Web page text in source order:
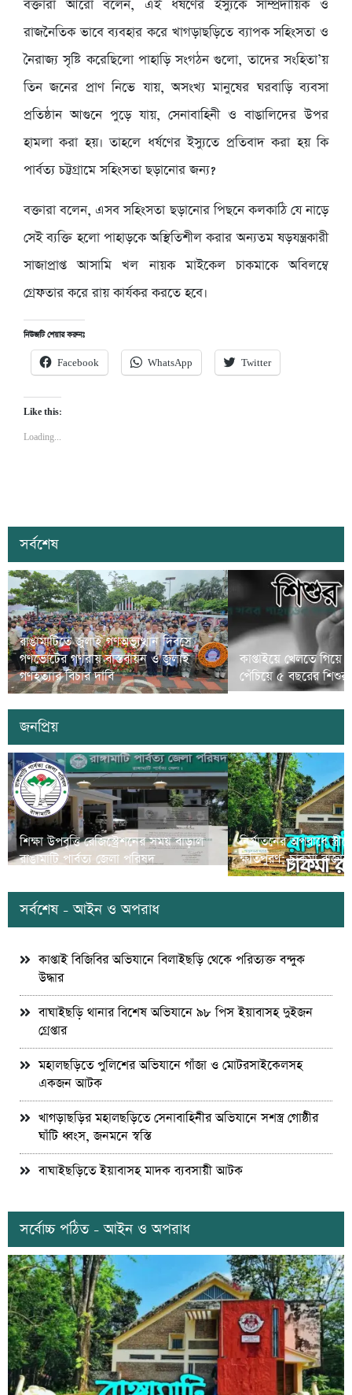
বক্তারা আরো বলেন, এই ধর্ষণের ইস্যুকে সাম্প্রদায়িক ও
রাজনৈতিক ভাবে ব্যবহার করে খাগড়াছড়িতে ব্যাপক সহিংসতা ও
নৈরাজ্য সৃষ্টি করেছিলো পাহাড়ি সংগঠন গুলো, তাদের সংহিতা’য়
তিন জনের প্রাণ নিভে যায়, অসংখ্য মানুষের ঘরবাড়ি ব্যবসা
প্রতিষ্ঠান আগুনে পুড়ে যায়, সেনাবাহিনী ও বাঙালিদের উপর
হামলা করা হয়। তাহলে ধর্ষণের ইস্যুতে প্রতিবাদ করা হয় কি
পার্বত্য চট্টগ্রামে সহিংসতা ছড়ানোর জন্য?
বক্তারা বলেন, এসব সহিংসতা ছড়ানোর পিছনে কলকাঠি যে নাড়ে
সেই ব্যক্তি হলো পাহাড়কে অস্থিতিশীল করার অন্যতম ষড়যন্ত্রকারী
সাজাপ্রাপ্ত আসামি খল নায়ক মাইকেল চাকমাকে অবিলম্বে
গ্রেফতার করে রায় কার্যকর করতে হবে।
নিউজটি শেয়ার করুনঃ
Facebook WhatsApp Twitter
Like this:
Loading...
সর্বশেষ
রাঙামাটিতে জুলাই গণঅভ্যুত্থান দিবসে
গণভোটের গণরায় বাস্তবায়ন ও জুলাই
গণহত্যার বিচার দাবি
কাপ্তাইয়ে খেলতে গিয়ে
পেঁচিয়ে ৫ বছরের শিশুর
জনপ্রিয়
শিক্ষা উপবৃত্তি রেজিস্ট্রেশনের সময় বাড়াল
রাঙামাটি পার্বত্য জেলা পরিষদ
নির্যাতনের অপরাধে
ক্ষতিপুরণ; চাকমা
সর্বশেষ - আইন ও অপরাধ
কাপ্তাই বিজিবির অভিযানে বিলাইছড়ি থেকে পরিত্যক্ত বন্দুক
উদ্ধার
বাঘাইছড়ি থানার বিশেষ অভিযানে ৯৮ পিস ইয়াবাসহ দুইজন
গ্রেপ্তার
মহালছড়িতে পুলিশের অভিযানে গাঁজা ও মোটরসাইকেলসহ
একজন আটক
খাগড়াছড়ির মহালছড়িতে সেনাবাহিনীর অভিযানে সশস্ত্র গোষ্ঠীর
ঘাঁটি ধ্বংস, জনমনে স্বস্তি
বাঘাইছড়িতে ইয়াবাসহ মাদক ব্যবসায়ী আটক
সর্বোচ্চ পঠিত - আইন ও অপরাধ